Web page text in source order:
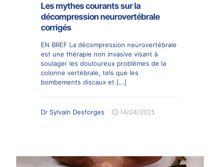
Les mythes courants sur la
décompression neurovertébrale
corrigés
EN BREF La décompression neurovertébrale
est une thérapie non invasive visant à
soulager les douloureux problèmes de la
colonne vertébrale, tels que les
bombements discaux et […]
Dr Sylvain Desforges 14/04/2025